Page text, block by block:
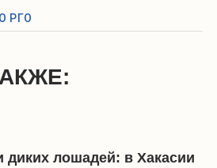
РГО
диких лошадей: в Хакасии